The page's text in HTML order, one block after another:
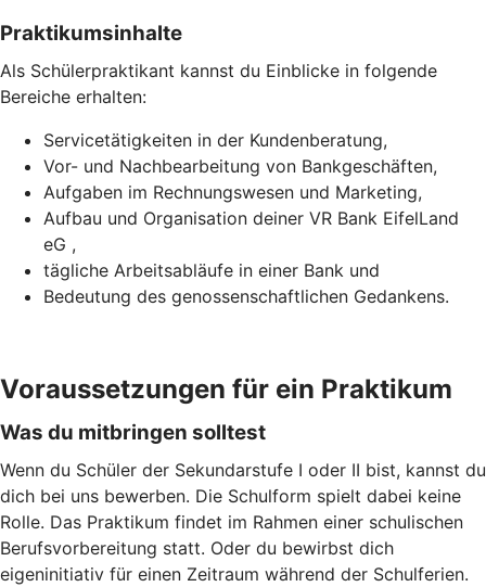
Praktikumsinhalte
Als Schülerpraktikant kannst du Einblicke in folgende
Bereiche erhalten:
Servicetätigkeiten in der Kundenberatung,
Vor- und Nachbearbeitung von Bankgeschäften,
Aufgaben im Rechnungswesen und Marketing,
Aufbau und Organisation deiner VR Bank EifelLand
eG ,
tägliche Arbeitsabläufe in einer Bank und
Bedeutung des genossenschaftlichen Gedankens.
Voraussetzungen für ein Praktikum
Was du mitbringen solltest
Wenn du Schüler der Sekundarstufe I oder II bist, kannst du
dich bei uns bewerben. Die Schulform spielt dabei keine
Rolle. Das Praktikum findet im Rahmen einer schulischen
Berufsvorbereitung statt. Oder du bewirbst dich
eigeninitiativ für einen Zeitraum während der Schulferien.